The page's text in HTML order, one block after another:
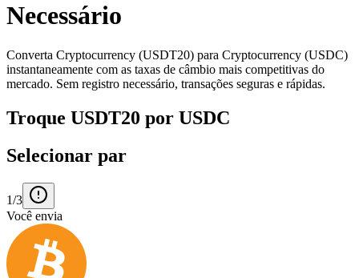
Necessário
Converta Cryptocurrency (USDT20) para Cryptocurrency (USDC)
instantaneamente com as taxas de câmbio mais competitivas do
mercado. Sem registro necessário, transações seguras e rápidas.
Troque USDT20 por USDC
Selecionar par
1/3
Você envia